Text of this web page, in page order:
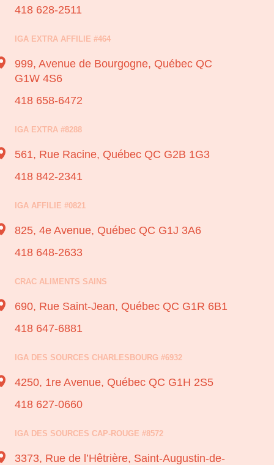
418 628-2511
IGA EXTRA AFFILIE #464
999, Avenue de Bourgogne, Québec QC
G1W 4S6
418 658-6472
IGA EXTRA #8288
561, Rue Racine, Québec QC G2B 1G3
418 842-2341
IGA AFFILIE #0821
825, 4e Avenue, Québec QC G1J 3A6
418 648-2633
CRAC ALIMENTS SAINS
690, Rue Saint-Jean, Québec QC G1R 6B1
418 647-6881
IGA DES SOURCES CHARLESBOURG #6932
4250, 1re Avenue, Québec QC G1H 2S5
418 627-0660
IGA DES SOURCES CAP-ROUGE #8572
3373, Rue de l’Hêtrière, Saint-Augustin-de-